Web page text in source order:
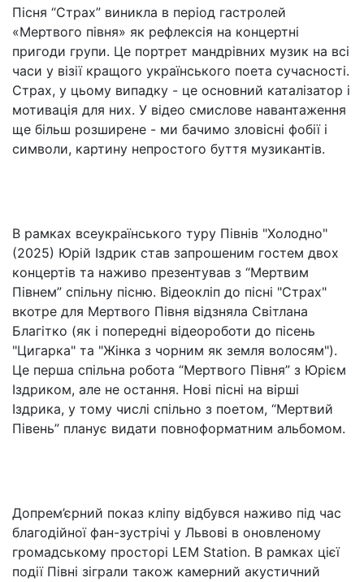
Пісня “Страх” виникла в період гастролей
«Мертвого півня» як рефлексія на концертні
пригоди групи. Це портрет мандрівних музик на всі
часи у візії кращого українського поета сучасності.
Страх, у цьому випадку - це основний каталізатор і
мотивація для них. У відео смислове навантаження
ще більш розширене - ми бачимо зловісні фобії і
символи, картину непростого буття музикантів.
В рамках всеукраїнського туру Півнів "Холодно"
(2025) Юрій Іздрик став запрошеним гостем двох
концертів та наживо презентував з “Мертвим
Півнем” спільну пісню. Відеокліп до пісні "Страх"
вкотре для Мертвого Півня відзняла Світлана
Благітко (як і попередні відеороботи до пісень
"Цигарка" та "Жінка з чорним як земля волосям").
Це перша спільна робота “Мертвого Півня” з Юрієм
Іздриком, але не остання. Нові пісні на вірші
Іздрика, у тому числі спільно з поетом, “Мертвий
Півень” планує видати повноформатним альбомом.
Допрем’єрний показ кліпу відбувся наживо під час
благодійної фан-зустрічі у Львові в оновленому
громадському просторі LEM Station. В рамках цієї
події Півні зіграли також камерний акустичний